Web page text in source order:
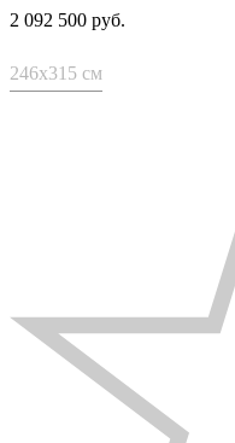
2 092 500 руб.
246x315 см